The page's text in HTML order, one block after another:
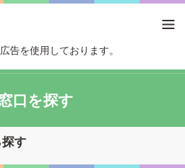
告を使用しております。
口を探す
す